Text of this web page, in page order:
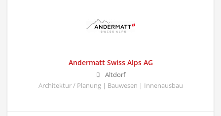
Andermatt Swiss Alps AG
Altdorf
Architektur / Planung | Bauwesen | Innenausbau